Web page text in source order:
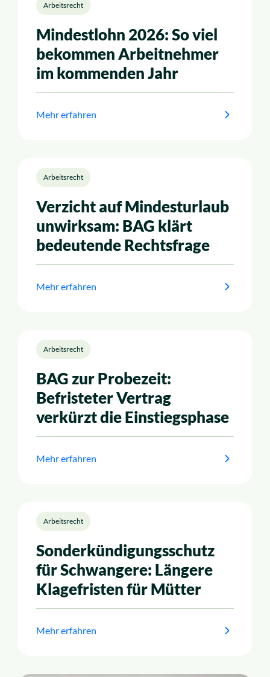
Arbeitsrecht
Mindestlohn 2026: So viel
bekommen Arbeitnehmer
im kommenden Jahr
Mehr erfahren
Arbeitsrecht
Verzicht auf Mindesturlaub
unwirksam: BAG klärt
bedeutende Rechtsfrage
Mehr erfahren
Arbeitsrecht
BAG zur Probezeit:
Befristeter Vertrag
verkürzt die Einstiegsphase
Mehr erfahren
Arbeitsrecht
Sonderkündigungsschutz
für Schwangere: Längere
Klagefristen für Mütter
Mehr erfahren